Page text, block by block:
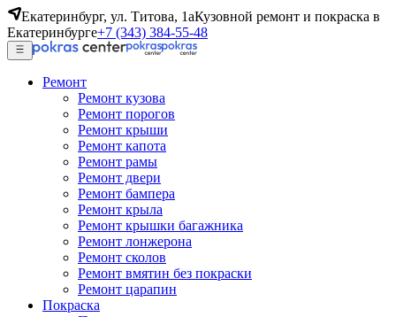
Екатеринбург, ул. Титова, 1аКузовной ремонт и покраска в
Екатеринбурге+7 (343) 384-55-48
Ремонт
Ремонт кузова
Ремонт порогов
Ремонт крыши
Ремонт капота
Ремонт рамы
Ремонт двери
Ремонт бампера
Ремонт крыла
Ремонт крышки багажника
Ремонт лонжерона
Ремонт сколов
Ремонт вмятин без покраски
Ремонт царапин
Покраска